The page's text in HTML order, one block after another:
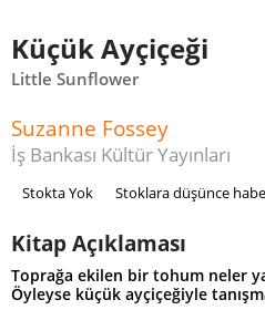
Küçük Ayçiçeği
Little Sunflower
Suzanne Fossey
İş Bankası Kültür Yayınları
Stokta Yok Stoklara düşünce
Kitap Açıklaması
Toprağa ekilen bir tohum neler
Öyleyse küçük ayçiçeğiyle